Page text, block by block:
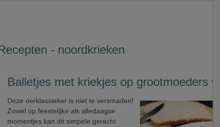
- noordkrieken
Balletjes met kriekjes op grootmoeders
Deze oerklassieker is niet te versmaden!
Zowel op feestelijke als alledaagse
momentjes kan dit simpele gerecht